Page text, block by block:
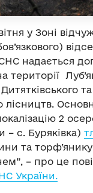
у Зоні
надається
території
та
2
– с. Буряківка)
та
– про це
України.